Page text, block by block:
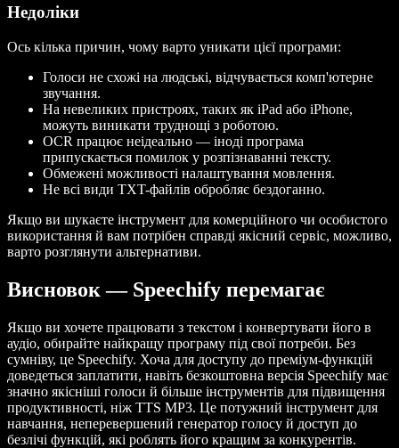
Недоліки
Ось кілька причин, чому варто уникати цієї програми:
Голоси не схожі на людські, відчувається комп'ютерне
звучання.
На невеликих пристроях, таких як iPad або iPhone,
можуть виникати труднощі з роботою.
OCR працює неідеально — іноді програма
припускається помилок у розпізнаванні тексту.
Обмежені можливості налаштування мовлення.
Не всі види TXT-файлів обробляє бездоганно.
Якщо ви шукаєте інструмент для комерційного чи особистого
використання й вам потрібен справді якісний сервіс, можливо,
варто розглянути альтернативи.
Висновок — Speechify перемагає
Якщо ви хочете працювати з текстом і конвертувати його в
аудіо, обирайте найкращу програму під свої потреби. Без
сумніву, це Speechify. Хоча для доступу до преміум-функцій
доведеться заплатити, навіть безкоштовна версія Speechify має
значно якісніші голоси й більше інструментів для підвищення
продуктивності, ніж TTS MP3. Це потужний інструмент для
навчання, неперевершений генератор голосу й доступ до
безлічі функцій, які роблять його кращим за конкурентів.